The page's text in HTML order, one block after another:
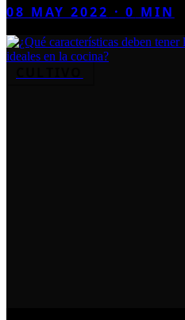
08 MAY 2022 ·0 MIN